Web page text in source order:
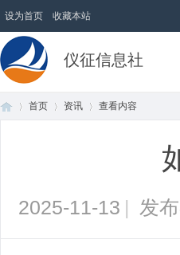
设为首页 收藏本站
仪征信息社
首页 资讯 查看内容
2025-11-13 | 发